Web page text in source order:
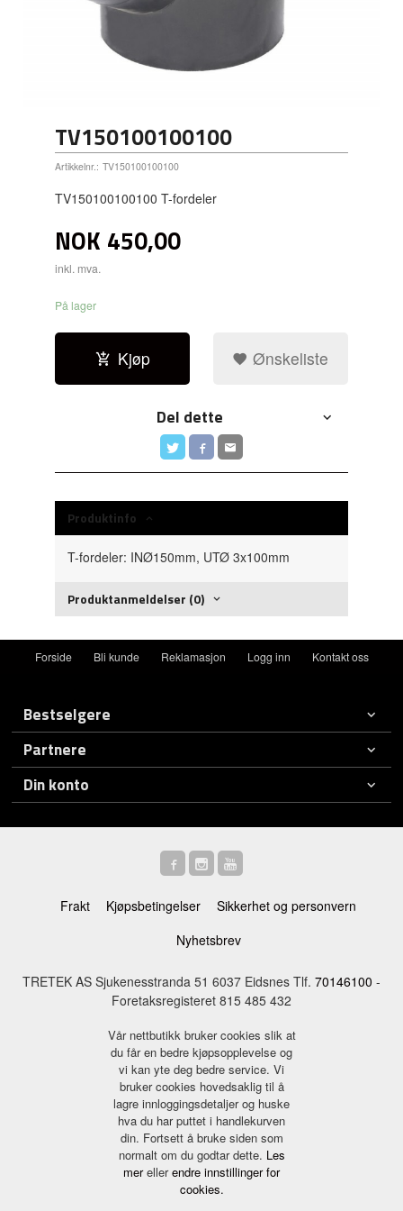
TV150100100100
Artikkelnr.: TV150100100100
TV150100100100 T-fordeler
NOK 450,00
inkl. mva.
På lager
Kjøp Ønskeliste
Del dette
Produktinfo
T-fordeler: INØ150mm, UTØ 3x100mm
Produktanmeldelser (0)
Forside Bli kunde Reklamasjon Logg inn Kontakt oss
Bestselgere
Partnere
Din konto
Frakt Kjøpsbetingelser
Sikkerhet og personvern
Nyhetsbrev
TRETEK AS Sjukenesstranda 51 6037 Eidsnes Tlf. 70146100 -
Foretaksregisteret 815 485 432
Vår nettbutikk bruker cookies slik at
du får en bedre kjøpsopplevelse og
vi kan yte deg bedre service. Vi
bruker cookies hovedsaklig til å
lagre innloggingsdetaljer og huske
hva du har puttet i handlekurven
din. Fortsett å bruke siden som
normalt om du godtar dette. Les
merellerendre innstillinger for
cookies.